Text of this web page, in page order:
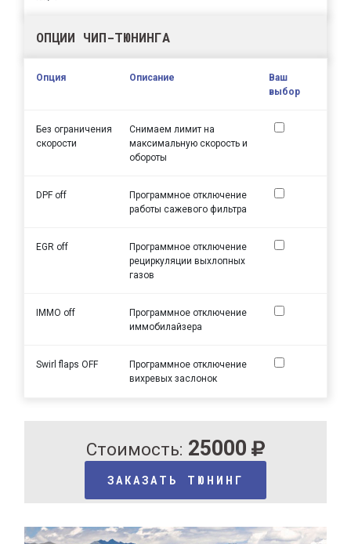
ОПЦИИ ЧИП-ТЮНИНГА
Опция Описание
Ваш
выбор
Без ограничения
скорости
Снимаем лимит на
максимальную скорость и
обороты
DPF off
Программное отключение
работы сажевого фильтра
EGR off
Программное отключение
рециркуляции выхлопных
газов
IMMO off
Программное отключение
иммобилайзера
Swirl flaps OFF
Программное отключение
вихревых заслонок
Стоимость: 25000
ЗАКАЗАТЬ ТЮНИНГ